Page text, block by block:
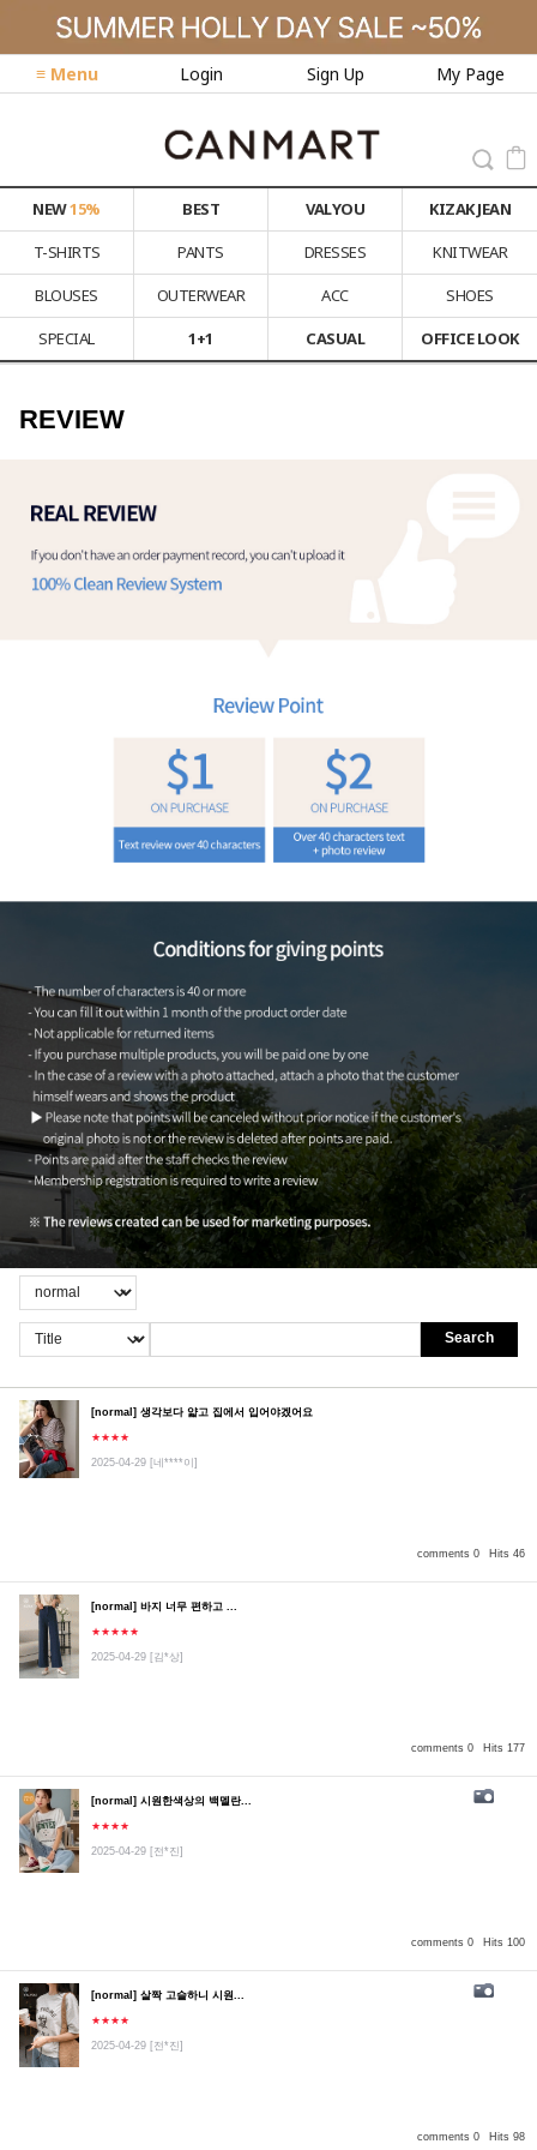
≡ Menu Login Sign Up My Page
NEW15% BEST VALYOU
KIZAK JEAN
T-SHIRTS
PANTS DRESSES
KNITWEAR
BLOUSES
OUTERWEAR ACC
SHOES
SPECIAL
1+1 CASUAL OFFICE LOOK
REVIEW
Search
comments 0 Hits 46
[normal] 생각보다 얇고 집에서 입어야겠어요
★★★★
2025-04-29 [네****이]
comments 0 Hits 177
[normal] 바지 너무 편하고 ...
★★★★★
2025-04-29 [김*상]
comments 0 Hits 100
[normal] 시원한색상의 백멜란...
★★★★
2025-04-29 [전*진]
comments 0 Hits 98
[normal] 살짝 고슬하니 시원...
★★★★
2025-04-29 [전*진]